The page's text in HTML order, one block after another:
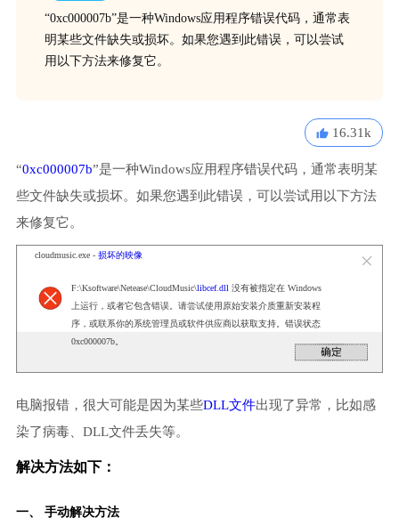
“0xc000007b”是一种Windows应用程序错误代码，通常表
明某些文件缺失或损坏。如果您遇到此错误，可以尝试
用以下方法来修复它。
16.31k
“0xc000007b”是一种Windows应用程序错误代码，通常表明某
些文件缺失或损坏。如果您遇到此错误，可以尝试用以下方法
来修复它。
cloudmusic.exe - 损坏的映像
F:\Ksoftware\Netease\CloudMusic\libcef.dll 没有被指定在 Windows
上运行，或者它包含错误。请尝试使用原始安装介质重新安装程
序，或联系你的系统管理员或软件供应商以获取支持。错误状态
0xc000007b。
电脑报错，很大可能是因为某些DLL文件出现了异常，比如感
染了病毒、DLL文件丢失等。
解决方法如下：
一、 手动解决方法